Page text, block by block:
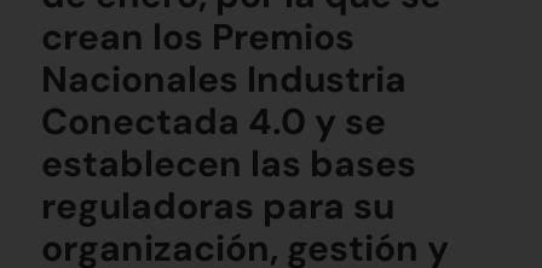
crean los Premios
Nacionales Industria
Conectada 4.0 y se
establecen las bases
reguladoras para su
organización, gestión y